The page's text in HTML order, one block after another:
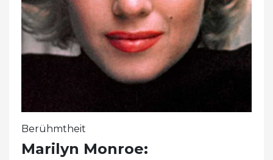
Berühmtheit
Marilyn Monroe: